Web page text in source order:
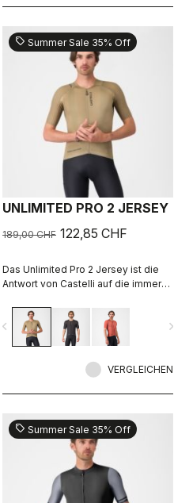
sell Summer Sale 35% Off
UNLIMITED PRO 2 JERSEY
189,00 CHF 122,85 CHF
Das Unlimited Pro 2 Jersey ist die
Antwort von Castelli auf die immer
von Gravel-Fahrern, die alles aus
ihrer Ausrüstung herausholen
möchten, ohne dabei den Geist des
navigate_next
VERGLEICHEN
sell Summer Sale 35% Off